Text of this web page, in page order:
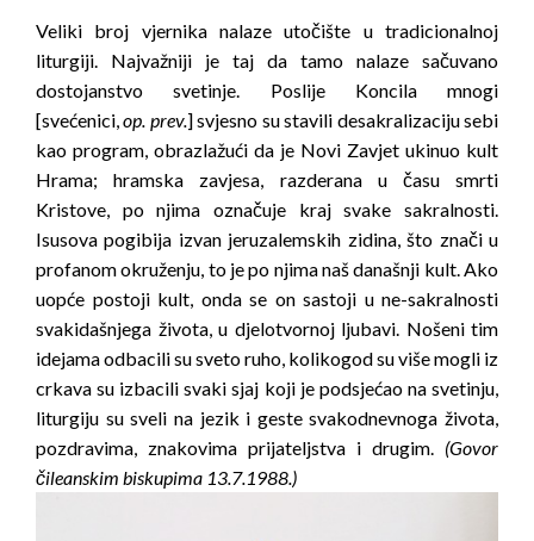
Veliki broj vjernika nalaze utočište u tradicionalnoj
liturgiji. Najvažniji je taj da tamo nalaze sačuvano
dostojanstvo svetinje. Poslije Koncila mnogi
[svećenici,op. prev.] svjesno su stavili desakralizaciju sebi
kao program, obrazlažući da je Novi Zavjet ukinuo kult
Hrama; hramska zavjesa, razderana u času smrti
Kristove, po njima označuje kraj svake sakralnosti.
Isusova pogibija izvan jeruzalemskih zidina, što znači u
profanom okruženju, to je po njima naš današnji kult. Ako
uopće postoji kult, onda se on sastoji u ne-sakralnosti
svakidašnjega života, u djelotvornoj ljubavi. Nošeni tim
idejama odbacili su sveto ruho, kolikogod su više mogli iz
crkava su izbacili svaki sjaj koji je podsjećao na svetinju,
liturgiju su sveli na jezik i geste svakodnevnoga života,
pozdravima, znakovima prijateljstva i drugim. (Govor
čileanskim biskupima 13.7.1988.)